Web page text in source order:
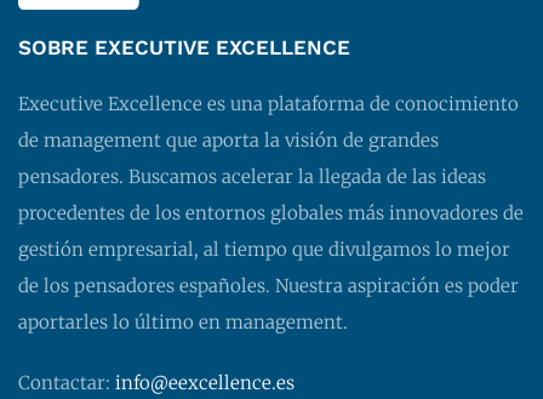
SOBRE EXECUTIVE EXCELLENCE
Executive Excellence es una plataforma de conocimiento
de management que aporta la visión de grandes
pensadores. Buscamos acelerar la llegada de las ideas
procedentes de los entornos globales más innovadores de
gestión empresarial, al tiempo que divulgamos lo mejor
de los pensadores españoles. Nuestra aspiración es poder
aportarles lo último en management.
Contactar: info@eexcellence.es